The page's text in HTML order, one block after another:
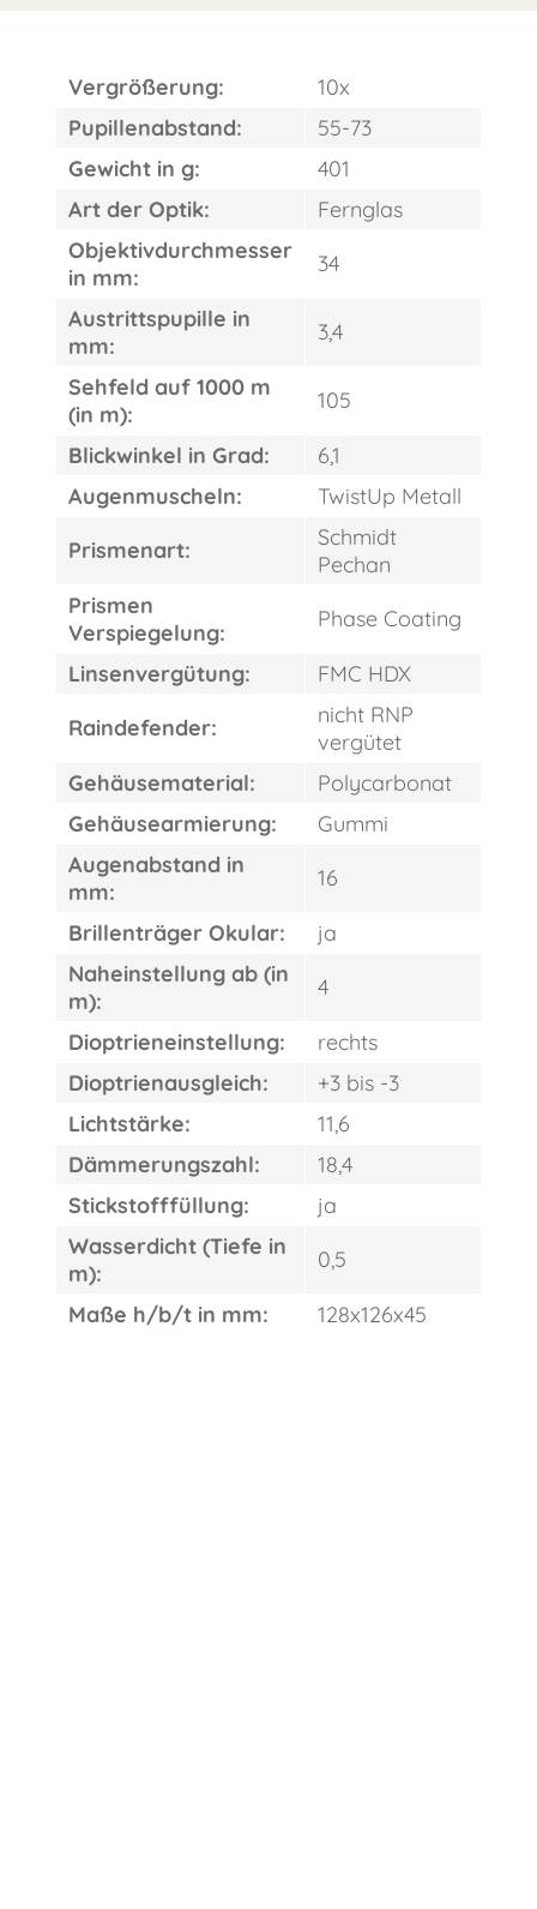
Vergrößerung:
10x
Pupillenabstand:
55-73
Gewicht in g:
401
Art der Optik:
Fernglas
Objektivdurchmesser
in mm:
34
Austrittspupille in
mm:
3,4
Sehfeld auf 1000 m
(in m):
105
Blickwinkel in Grad:
6,1
Augenmuscheln:
TwistUp Metall
Prismenart:
Schmidt
Pechan
Prismen
Verspiegelung:
Phase Coating
Linsenvergütung:
FMC HDX
Raindefender:
nicht RNP
vergütet
Gehäusematerial:
Polycarbonat
Gehäusearmierung:
Gummi
Augenabstand in
mm:
16
Brillenträger Okular:
ja
Naheinstellung ab (in
m):
4
Dioptrieneinstellung:
rechts
Dioptrienausgleich:
+3 bis -3
Lichtstärke:
11,6
Dämmerungszahl:
18,4
Stickstofffüllung:
ja
Wasserdicht (Tiefe in
m):
0,5
Maße h/b/t in mm:
128x126x45